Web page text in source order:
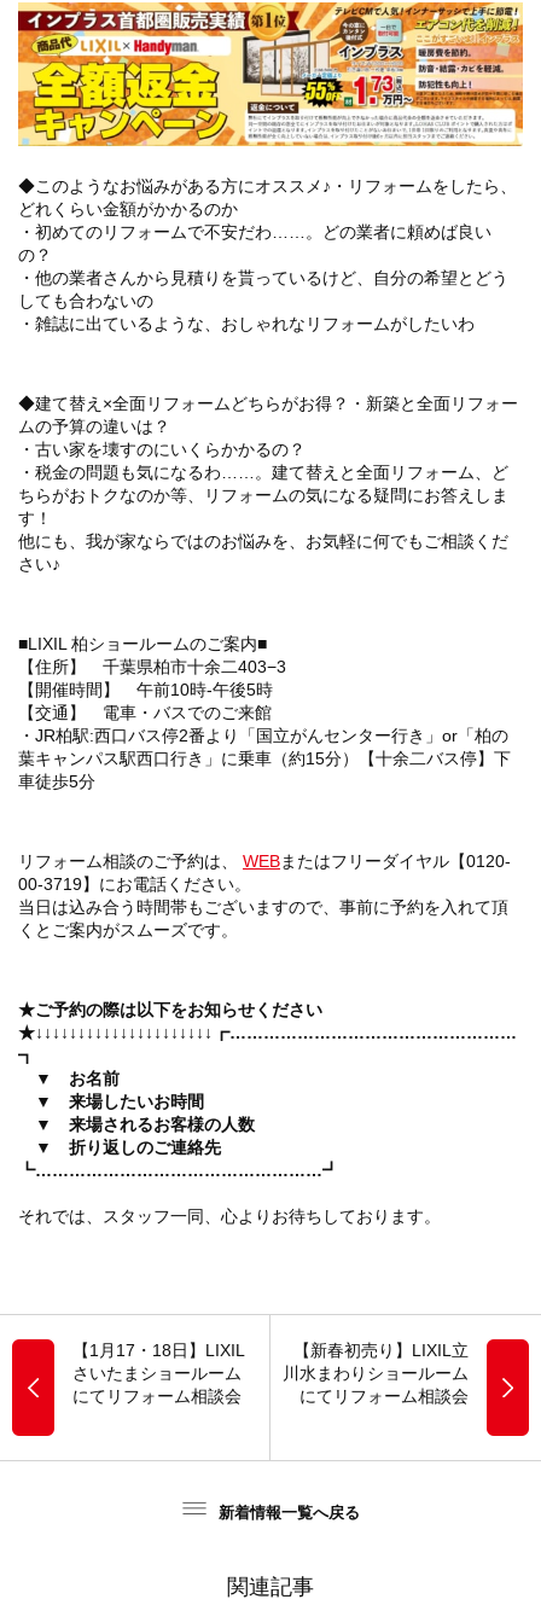
◆このようなお悩みがある方にオススメ♪・リフォームをしたら、
どれくらい金額がかかるのか
・初めてのリフォームで不安だわ……。どの業者に頼めば良い
の？
・他の業者さんから見積りを貰っているけど、自分の希望とどう
しても合わないの
・雑誌に出ているような、おしゃれなリフォームがしたいわ
◆建て替え×全面リフォームどちらがお得？・新築と全面リフォー
ムの予算の違いは？
・古い家を壊すのにいくらかかるの？
・税金の問題も気になるわ……。建て替えと全面リフォーム、ど
ちらがおトクなのか等、リフォームの気になる疑問にお答えしま
す！
他にも、我が家ならではのお悩みを、お気軽に何でもご相談くだ
さい♪
■LIXIL 柏ショールームのご案内■
【住所】 千葉県柏市十余二403−3
【開催時間】 午前10時-午後5時
【交通】 電車・バスでのご来館
・JR柏駅:西口バス停2番より「国立がんセンター行き」or「柏の
葉キャンパス駅西口行き」に乗車（約15分）【十余二バス停】下
車徒歩5分
リフォーム相談のご予約は、 WEBまたはフリーダイヤル【0120-
00-3719】にお電話ください。
当日は込み合う時間帯もございますので、事前に予約を入れて頂
くとご案内がスムーズです。
★ご予約の際は以下をお知らせください
★↓↓↓↓↓↓↓↓↓↓↓↓↓↓↓↓↓↓↓↓↓ ┏……………………………………………
┓
▼ お名前
▼ 来場したいお時間
▼ 来場されるお客様の人数
▼ 折り返しのご連絡先
┗……………………………………………┛
それでは、スタッフ一同、心よりお待ちしております。
【1月17・18日】LIXIL
さいたまショールーム
にてリフォーム相談会
【新春初売り】LIXIL立
川水まわりショールーム
にてリフォーム相談会
新着情報一覧へ戻る
関連記事